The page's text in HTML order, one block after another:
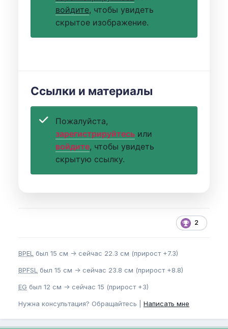
войдите, чтобы увидеть
скрытое изображение.
Ссылки и материалы
Пожалуйста,
зарегистрируйтесь или
войдите, чтобы увидеть
скрытую ссылку.
2
BPEL был 15 см -> сейчас 22.3 см (прирост +7.3)
BPFSL был 15 см -> сейчас 23.8 см (прирост +8.8)
EG был 12 см -> сейчас 15 (прирост +3)
Нужна консультация? Обращайтесь | Написать мне